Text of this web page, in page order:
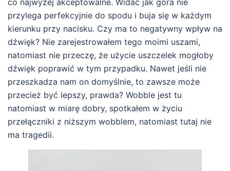
przylega perfekcyjnie do spodu i buja się w każdym
kierunku przy nacisku. Czy ma to negatywny wpływ na
dźwięk? Nie zarejestrowałem tego moimi uszami,
natomiast nie przeczę, że użycie uszczelek mogłoby
dźwięk poprawić w tym przypadku. Nawet jeśli nie
przeszkadza nam on domyślnie, to zawsze może
przecież być lepszy, prawda? Wobble jest tu
natomiast w miarę dobry, spotkałem w życiu
przełączniki z niższym wobblem, natomiast tutaj nie
ma tragedii.